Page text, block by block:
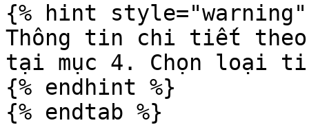
{% hint style="warning"
Thông tin chi tiết
tại mục 4. Chọn loại
{% endhint %}
{% endtab %}